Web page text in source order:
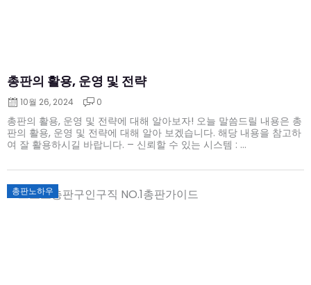
총판의 활용, 운영 및 전략
10월 26, 2024 0
총판의 활용, 운영 및 전략에 대해 알아보자! 오늘 말씀드릴 내용은 총
판의 활용, 운영 및 전략에 대해 알아 보겠습니다. 해당 내용을 참고하
여 잘 활용하시길 바랍니다. – 신뢰할 수 있는 시스템 : ...
총판노하우
Posted
on